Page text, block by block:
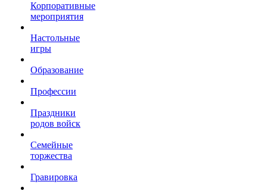
Корпоративные
мероприятия
Настольные
игры
Образование
Профессии
Праздники
родов войск
Семейные
торжества
Гравировка